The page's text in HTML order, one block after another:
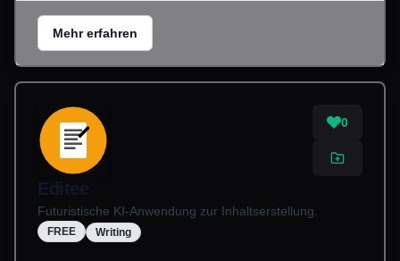
Mehr erfahren
0
Editee
Futuristische KI-Anwendung zur Inhaltserstellung.
FREE Writing